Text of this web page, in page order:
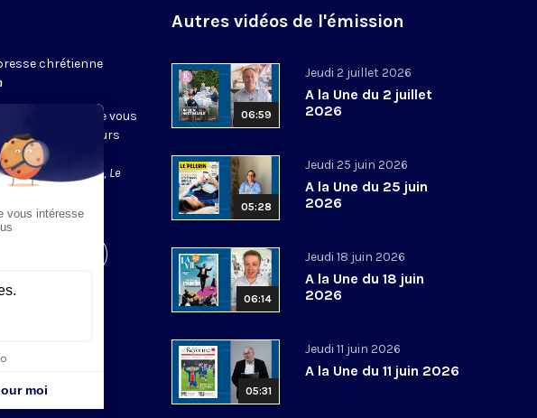
chrétienne
chrétienne vous
point fort de leurs
les
chrétienne, La Vie, Le
etRéforme
Autres vidéos de l'émission
06:59
Jeudi 2 juillet 2026
A la Une du 2 juillet
2026
05:28
Jeudi 25 juin 2026
A la Une du 25 juin
2026
06:14
Jeudi 18 juin 2026
A la Une du 18 juin
2026
05:31
Jeudi 11 juin 2026
A la Une du 11 juin 2026